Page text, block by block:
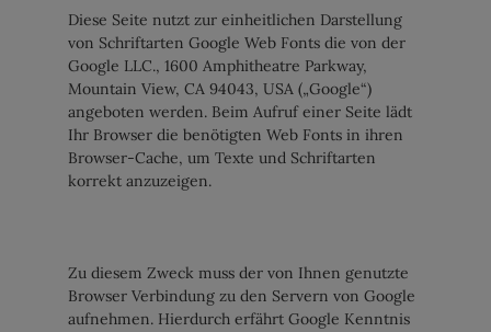
Diese Seite nutzt zur einheitlichen Darstellung
von Schriftarten Google Web Fonts die von der
Google LLC., 1600 Amphitheatre Parkway,
Mountain View, CA 94043, USA („Google“)
angeboten werden. Beim Aufruf einer Seite lädt
Ihr Browser die benötigten Web Fonts in ihren
Browser-Cache, um Texte und Schriftarten
korrekt anzuzeigen.
Zu diesem Zweck muss der von Ihnen genutzte
Browser Verbindung zu den Servern von Google
aufnehmen. Hierdurch erfährt Google Kenntnis